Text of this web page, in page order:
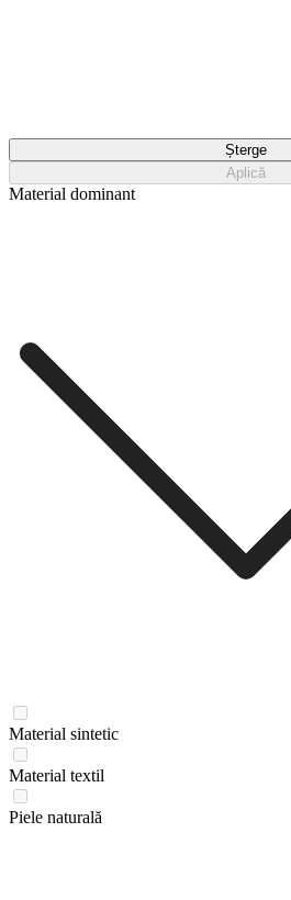
Șterge
Aplică
Material dominant
Material sintetic
Material textil
Piele naturală